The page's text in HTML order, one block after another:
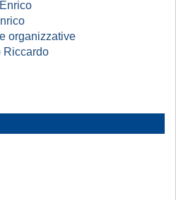
organizzative
Riccardo